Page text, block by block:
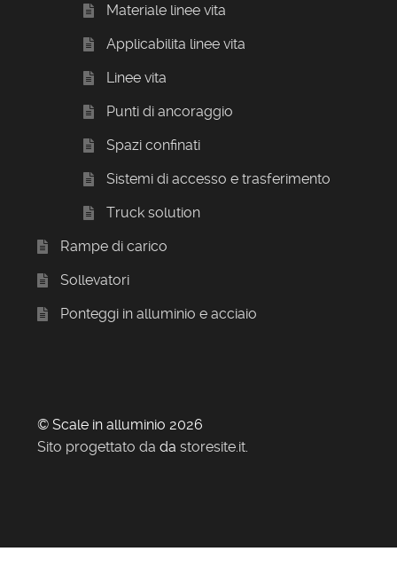
Materiale linee vita
Applicabilita linee vita
Linee vita
Punti di ancoraggio
Spazi confinati
Sistemi di accesso e trasferimento
Truck solution
Rampe di carico
Sollevatori
Ponteggi in alluminio e acciaio
© Scale in alluminio 2026
Sito progettato da da storesite.it.